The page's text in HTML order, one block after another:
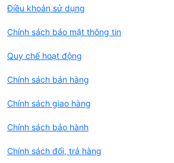
Điều khoản sử dụng
Chính sách bảo mật thông tin
Quy chế hoạt động
Chính sách bán hàng
Chính sách giao hàng
Chính sách bảo hành
Chính sách đổi, trả hàng